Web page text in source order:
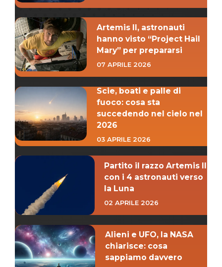
Artemis II, astronauti
hanno visto “Project Hail
Mary” per prepararsi
07 APRILE 2026
Scie, boati e palle di
fuoco: cosa sta
succedendo nel cielo nel
2026
03 APRILE 2026
Partito il razzo Artemis II
con i 4 astronauti verso
la Luna
02 APRILE 2026
Alieni e UFO, la NASA
chiarisce: cosa
sappiamo davvero